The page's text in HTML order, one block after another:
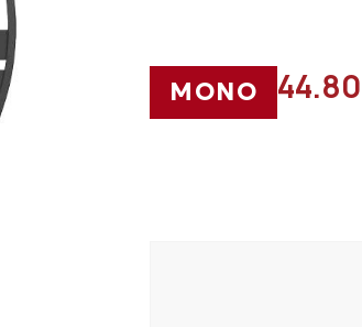
ΜΟΝΟ 44.80